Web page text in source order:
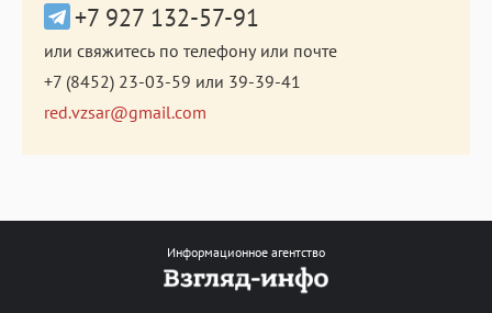
+7 927 132-57-91
или свяжитесь по телефону или почте
+7 (8452) 23-03-59 или 39-39-41
red.vzsar@gmail.com
Информационное агентство